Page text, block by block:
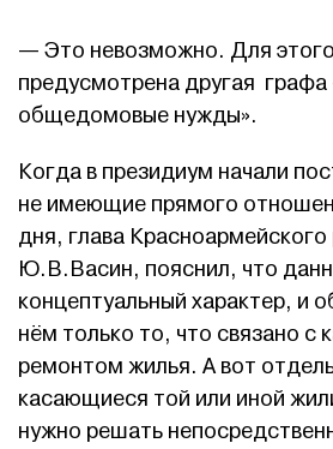
— Это невозможно. Для этого
предусмотрена другая графа
общедомовые нужды».
Когда в президиум начали
не имеющие прямого
дня, глава Красноармейского
Ю.В.Васин, пояснил, что
концептуальный характер, и
нём только то, что связано с
ремонтом жилья. А вот
касающиеся той или иной
нужно решать